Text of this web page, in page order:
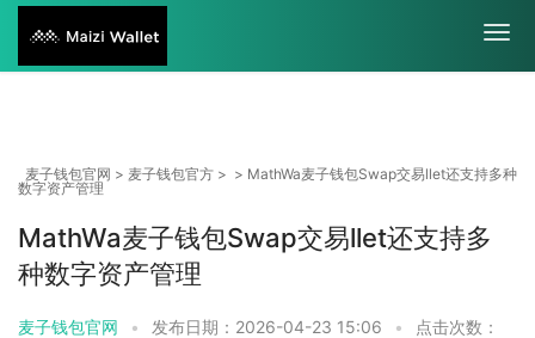
麦子钱包官网 > 麦子钱包官方 > > MathWa麦子钱包Swap交易llet还支持多种
数字资产管理
MathWa麦子钱包Swap交易llet还支持多
种数字资产管理
麦子钱包官网 • 发布日期：2026-04-23 15:06 •
点击次数：